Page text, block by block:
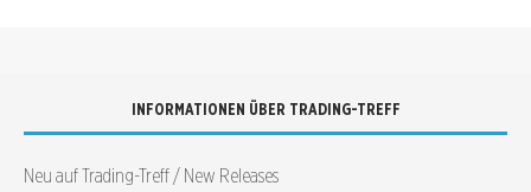
INFORMATIONEN ÜBER TRADING-TREFF
Neu auf Trading-Treff / New Releases